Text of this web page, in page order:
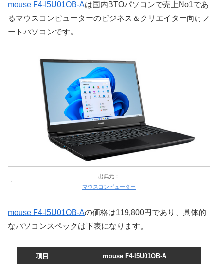
mouse F4-I5U01OB-Aは国内BTOパソコンで売上No1であ
るマウスコンピューターのビジネス＆クリエイター向けノ
ートパソコンです。
出典元：
マウスコンピューター
mouse F4-I5U01OB-Aの価格は119,800円であり、具体的
なパソコンスペックは下表になります。
項目 mouse F4-I5U01OB-A